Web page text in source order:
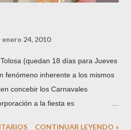
enero 24, 2010
(quedan 18 días para Jueves
fenómeno inherente a los mismos
concebir los Carnavales
a la fiesta es
CONTINUAR LEYENDO »